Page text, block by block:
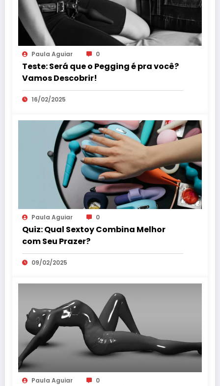
Paula Aguiar 0
Teste: Será que o Pegging é pra você?
Vamos Descobrir!
16/02/2025
Paula Aguiar 0
Quiz: Qual Sextoy Combina Melhor
com Seu Prazer?
09/02/2025
Paula Aguiar 0